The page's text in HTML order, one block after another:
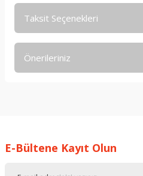
Taksit Seçenekleri
Önerileriniz
Ürün resmi kalitesiz, bozuk veya
E-Bültene Kayıt Olun